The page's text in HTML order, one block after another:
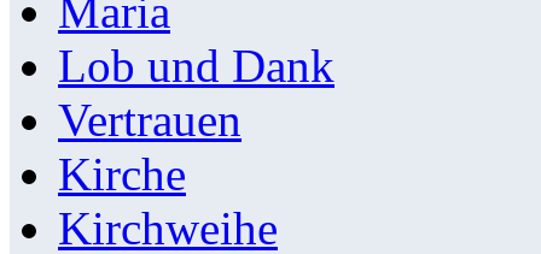
Maria
Lob und Dank
Vertrauen
Kirche
Kirchweihe